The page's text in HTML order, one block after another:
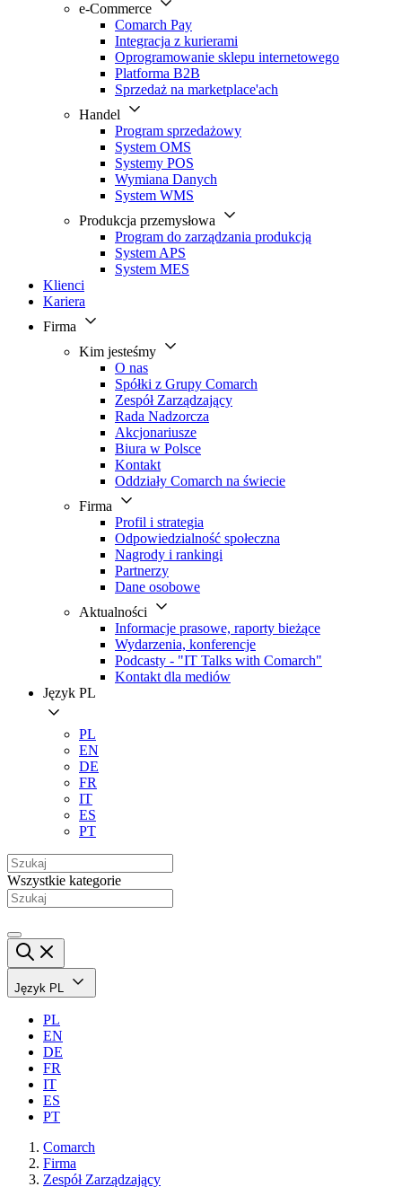
e-Commerce
Comarch Pay
Integracja z kurierami
Oprogramowanie sklepu internetowego
Platforma B2B
Sprzedaż na marketplace'ach
Handel
Program sprzedażowy
System OMS
Systemy POS
Wymiana Danych
System WMS
Produkcja przemysłowa
Program do zarządzania produkcją
System APS
System MES
Klienci
Kariera
Firma
Kim jesteśmy
O nas
Spółki z Grupy Comarch
Zespół Zarządzający
Rada Nadzorcza
Akcjonariusze
Biura w Polsce
Kontakt
Oddziały Comarch na świecie
Firma
Profil i strategia
Odpowiedzialność społeczna
Nagrody i rankingi
Partnerzy
Dane osobowe
Aktualności
Informacje prasowe, raporty bieżące
Wydarzenia, konferencje
Podcasty - "IT Talks with Comarch"
Kontakt dla mediów
Język PL
PL
EN
DE
FR
IT
ES
PT
Wszystkie kategorie
Język PL
PL
EN
DE
FR
IT
ES
PT
Comarch
Firma
Zespół Zarządzający